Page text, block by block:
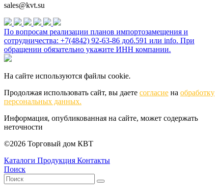
sales@kvt.su
По вопросам реализации планов импортозамещения и
сотрудничества: +7(4842) 92-63-86 доб.591 или info. При
обращении обязательно укажите ИНН компании.
На сайте используются файлы cookie.
Продолжая использовать сайт, вы даете согласие на обработку
персональных данных.
Информация, опубликованная на сайте, может содержать
неточности
©2026 Торговый дом КВТ
Каталоги Продукция Контакты
Поиск